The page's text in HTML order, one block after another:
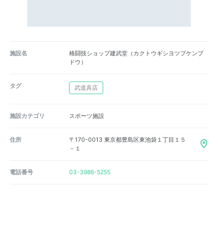
施設名
格闘技ショップ建武堂（カクトウギシヨツプケンブ
ドウ）
タグ 武道具店
施設カテゴリ スポーツ施設
住所
〒170-0013 東京都豊島区東池袋１丁目１５
－１
電話番号 03-3986-5255